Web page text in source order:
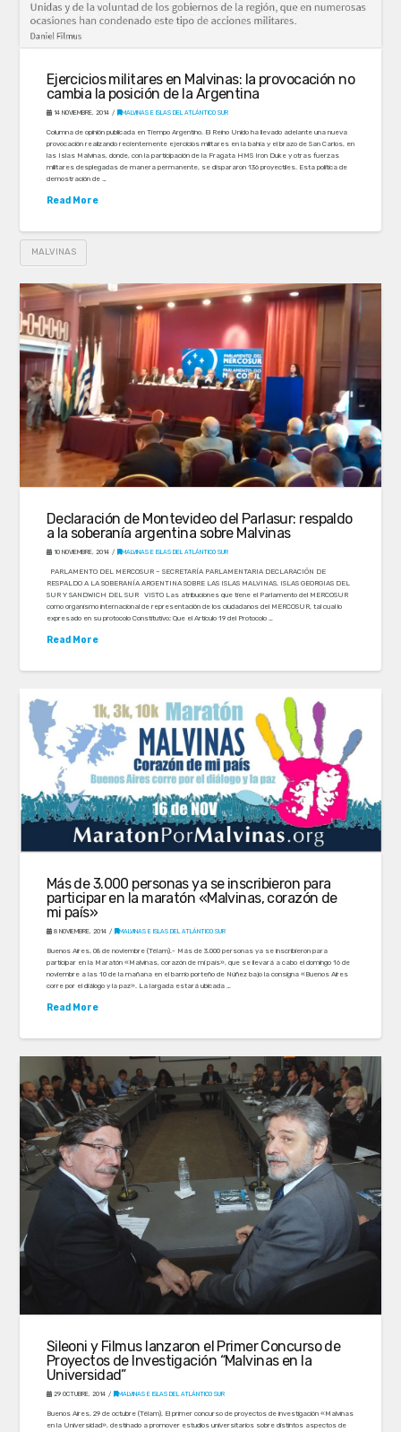
Ejercicios militares en Malvinas: la provocación no
cambia la posición de la Argentina
14 NOVIEMBRE, 2014 MALVINAS E ISLAS DEL ATLÁNTICO SUR
Columna de opinión publicada en Tiempo Argentino. El Reino Unido ha llevado adelante una nueva
provocación realizando recientemente ejercicios militares en la bahía y el brazo de San Carlos, en
las Islas Malvinas, donde, con la participación de la Fragata HMS Iron Duke y otras fuerzas
militares desplegadas de manera permanente, se dispararon 136 proyectiles. Esta política de
demostración de …
Read More
MALVINAS
Declaración de Montevideo del Parlasur: respaldo
a la soberanía argentina sobre Malvinas
10 NOVIEMBRE, 2014 MALVINAS E ISLAS DEL ATLÁNTICO SUR
PARLAMENTO DEL MERCOSUR – SECRETARÍA PARLAMENTARIA DECLARACIÓN DE
RESPALDO A LA SOBERANÍA ARGENTINA SOBRE LAS ISLAS MALVINAS, ISLAS GEORGIAS DEL
SUR Y SANDWICH DEL SUR VISTO Las atribuciones que tiene el Parlamento del MERCOSUR
como organismo internacional de representación de los ciudadanos del MERCOSUR, tal cual lo
expresado en su protocolo Constitutivo; Que el Artículo 19 del Protocolo …
Read More
Más de 3.000 personas ya se inscribieron para
participar en la maratón «Malvinas, corazón de
mi país»
8 NOVIEMBRE, 2014 MALVINAS E ISLAS DEL ATLÁNTICO SUR
Buenos Aires, 08 de noviembre (Télam).- Más de 3.000 personas ya se inscribieron para
participar en la Maratón «Malvinas, corazón de mi país», que se llevará a cabo el domingo 16 de
noviembre a las 10 de la mañana en el barrio porteño de Núñez bajo la consigna «Buenos Aires
corre por el diálogo y la paz». La largada estará ubicada …
Read More
Sileoni y Filmus lanzaron el Primer Concurso de
Proyectos de Investigación “Malvinas en la
Universidad”
29 OCTUBRE, 2014 MALVINAS E ISLAS DEL ATLÁNTICO SUR
Buenos Aires, 29 de octubre (Télam). El primer concurso de proyectos de investigación «Malvinas
en la Universidad», destinado a promover estudios universitarios sobre distintos aspectos de